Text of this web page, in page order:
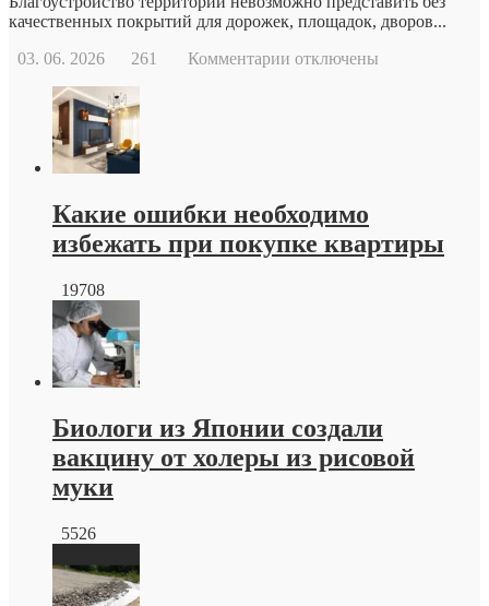
качественных покрытий для дорожек, площадок, дворов...
03. 06. 2026
261 Комментарии котключены
Какие ошибки необходимо
избежать при покупке квартиры
19708
Биологи из Японии создали
вакцину от холеры из рисовой
муки
5526